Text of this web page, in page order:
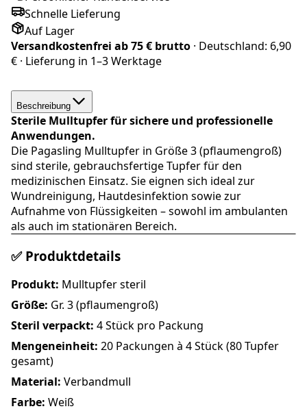
Schnelle Lieferung
Auf Lager
Versandkostenfrei ab75 € brutto · Deutschland: 6,90
€ · Lieferung in 1–3 Werktage
Beschreibung
Sterile Mulltupfer für sichere und professionelle
Anwendungen.
Die Pagasling Mulltupfer in Größe 3 (pflaumengroß)
sind sterile, gebrauchsfertige Tupfer für den
medizinischen Einsatz. Sie eignen sich ideal zur
Wundreinigung, Hautdesinfektion sowie zur
Aufnahme von Flüssigkeiten – sowohl im ambulanten
als auch im stationären Bereich.
✅ Produktdetails
Produkt: Mulltupfer steril
Größe: Gr. 3 (pflaumengroß)
Steril verpackt: 4 Stück pro Packung
Mengeneinheit: 20 Packungen à 4 Stück (80 Tupfer
gesamt)
Material: Verbandmull
Farbe: Weiß